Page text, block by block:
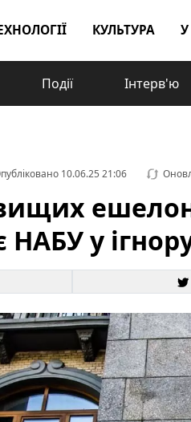
КУЛЬТУРА У
Події Інтерв'ю
10.06.25 21:06
НАБУ у